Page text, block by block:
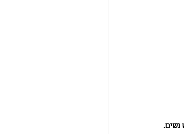
נשים.